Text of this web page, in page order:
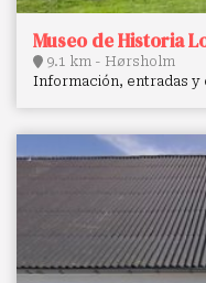
Museo de Historia
9.1 km - Hørsholm
Información, entradas y